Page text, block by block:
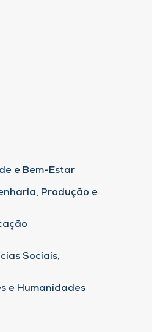
e Bem-Estar
Produção e
Sociais,
e Humanidades